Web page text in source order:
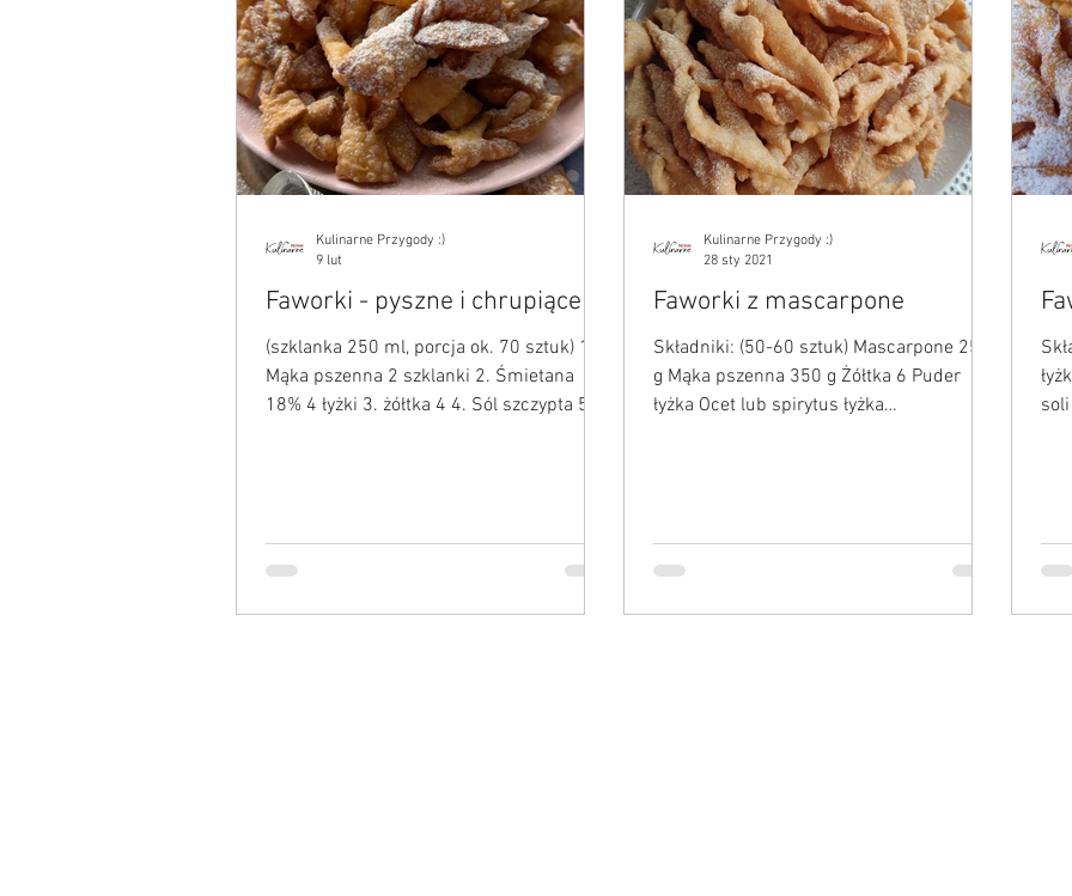
Faworki - pyszne i chrupiące
(szklanka 250 ml, porcja ok. 70 sztuk) 1.
Mąka pszenna 2 szklanki 2. Śmietana
18% 4 łyżki 3. żółtka 4 4. Sól szczypta 5.
żółtek, soli, spirytusu, cukru pudru. Ciasto
dobrze wybić wałkiem przez ok 3-4
Kulinarne Przygody :)
9 lut
Faworki z mascarpone
Składniki: (50-60 sztuk) Mascarpone 250
g Mąka pszenna 350 g Żółtka 6 Puder
łyżka Ocet lub spirytus łyżka
Kulinarne Przygody :)
28 sty 2021